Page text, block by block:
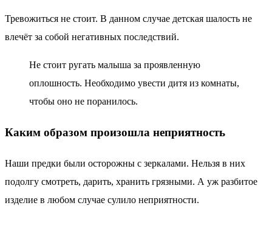
Тревожиться не стоит. В данном случае детская шалость не
влечёт за собой негативных последствий.
Не стоит ругать малыша за проявленную
оплошность. Необходимо увести дитя из комнаты,
чтобы оно не поранилось.
Каким образом произошла неприятность
Наши предки были осторожны с зеркалами. Нельзя в них
подолгу смотреть, дарить, хранить грязными. А уж разбитое
изделие в любом случае сулило неприятности.